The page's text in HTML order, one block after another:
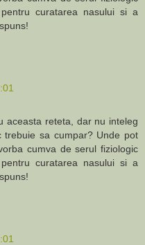
curatarea nasului si a
aceasta reteta, dar nu inteleg
sa cumpar? Unde pot
cumva de serul fiziologic
curatarea nasului si a